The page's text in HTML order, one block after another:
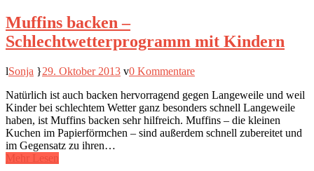
Muffins backen –
Schlechtwetterprogramm mit Kindern
Sonja 29. Oktober 2013
0 Kommentare
Natürlich ist auch backen hervorragend gegen Langeweile und weil
Kinder bei schlechtem Wetter ganz besonders schnell Langeweile
haben, ist Muffins backen sehr hilfreich. Muffins – die kleinen
Kuchen im Papierförmchen – sind außerdem schnell zubereitet und
im Gegensatz zu ihren…
Mehr Lesen